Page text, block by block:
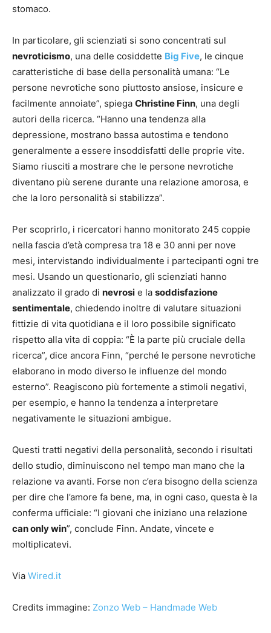
stomaco.
In particolare, gli scienziati si sono concentrati sul
nevroticismo, una delle cosiddette Big Five, le cinque
caratteristiche di base della personalità umana: “Le
persone nevrotiche sono piuttosto ansiose, insicure e
facilmente annoiate”, spiega Christine Finn, una degli
autori della ricerca. “Hanno una tendenza alla
depressione, mostrano bassa autostima e tendono
generalmente a essere insoddisfatti delle proprie vite.
Siamo riusciti a mostrare che le persone nevrotiche
diventano più serene durante una relazione amorosa, e
che la loro personalità si stabilizza”.
Per scoprirlo, i ricercatori hanno monitorato 245 coppie
nella fascia d’età compresa tra 18 e 30 anni per nove
mesi, intervistando individualmente i partecipanti ogni tre
mesi. Usando un questionario, gli scienziati hanno
analizzato il grado di nevrosi e la soddisfazione
sentimentale, chiedendo inoltre di valutare situazioni
fittizie di vita quotidiana e il loro possibile significato
rispetto alla vita di coppia: “È la parte più cruciale della
ricerca”, dice ancora Finn, “perché le persone nevrotiche
elaborano in modo diverso le influenze del mondo
esterno”. Reagiscono più fortemente a stimoli negativi,
per esempio, e hanno la tendenza a interpretare
negativamente le situazioni ambigue.
Questi tratti negativi della personalità, secondo i risultati
dello studio, diminuiscono nel tempo man mano che la
relazione va avanti. Forse non c’era bisogno della scienza
per dire che l’amore fa bene, ma, in ogni caso, questa è la
conferma ufficiale: “I giovani che iniziano una relazione
can only win”, conclude Finn. Andate, vincete e
moltiplicatevi.
Via Wired.it
Credits immagine: Zonzo Web – Handmade Web